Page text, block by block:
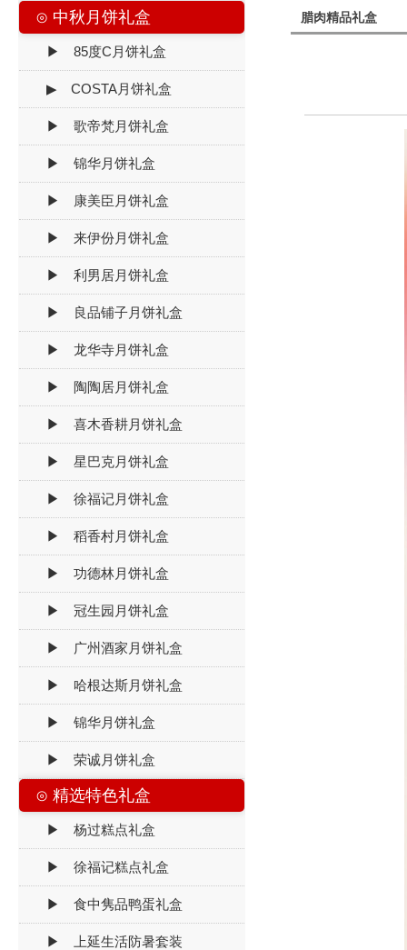
腊肉精品礼盒
⊙ 中秋月饼礼盒
▶ 85度C月饼礼盒
▶ COSTA月饼礼盒
▶ 歌帝梵月饼礼盒
▶ 锦华月饼礼盒
▶ 康美臣月饼礼盒
▶ 来伊份月饼礼盒
▶ 利男居月饼礼盒
▶ 良品铺子月饼礼盒
▶ 龙华寺月饼礼盒
▶ 陶陶居月饼礼盒
▶ 喜木香耕月饼礼盒
▶ 星巴克月饼礼盒
▶ 徐福记月饼礼盒
▶ 稻香村月饼礼盒
▶ 功德林月饼礼盒
▶ 冠生园月饼礼盒
▶ 广州酒家月饼礼盒
▶ 哈根达斯月饼礼盒
▶ 锦华月饼礼盒
▶ 荣诚月饼礼盒
⊙ 精选特色礼盒
▶ 杨过糕点礼盒
▶ 徐福记糕点礼盒
▶ 食中隽品鸭蛋礼盒
▶ 上延生活防暑套装